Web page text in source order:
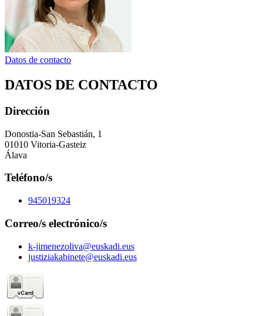
Datos de contacto
DATOS DE CONTACTO
Dirección
Donostia-San Sebastián, 1
01010 Vitoria-Gasteiz
Álava
Teléfono/s
945019324
Correo/s electrónico/s
k-jimenezoliva@euskadi.eus
justiziakabinete@euskadi.eus